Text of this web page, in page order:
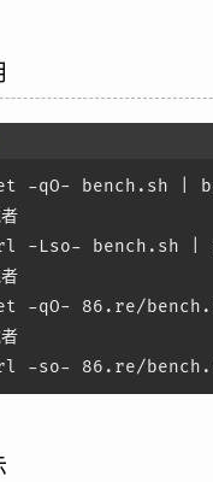
-qO- bench.sh |
-Lso- bench.sh |
-qO- 86.re/
-so- 86.re/